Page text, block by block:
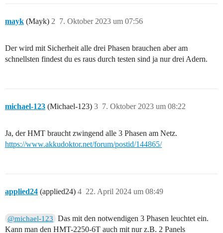
mayk (Mayk) 7. Oktober 2023 um 07:56
2
Der wird mit Sicherheit alle drei Phasen brauchen aber am
schnellsten findest du es raus durch testen sind ja nur drei Adern.
michael-123 (Michael-123) 7. Oktober 2023 um 08:22
3
Ja, der HMT braucht zwingend alle 3 Phasen am Netz.
https://www.akkudoktor.net/forum/postid/144865/
applied24 (applied24) 22. April 2024 um 08:49
4
@michael-123
Das mit den notwendigen 3 Phasen leuchtet ein.
Kann man den HMT-2250-6T auch mit nur z.B. 2 Panels